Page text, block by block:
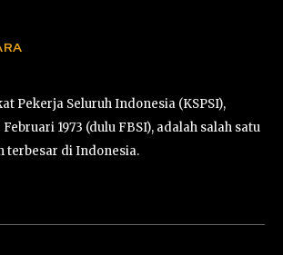
Pekerja Seluruh Indonesia (KSPSI),
1973 (dulu FBSI), adalah salah satu
terbesar di Indonesia.